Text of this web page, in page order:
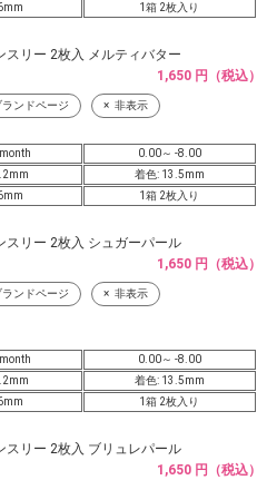
1箱 2枚入り
スリー 2枚入 メルティバター
1,650 円（税込）
ランドページ 非表示
0.00～ -8.00
着色: 13.5mm
1箱 2枚入り
スリー 2枚入 シュガーパール
1,650 円（税込）
ランドページ 非表示
0.00～ -8.00
着色: 13.5mm
1箱 2枚入り
スリー 2枚入 ブリュレパール
1,650 円（税込）